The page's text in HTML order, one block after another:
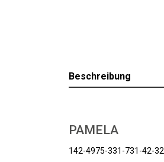
Beschreibung
PAMELA
142-4975-331-731-42-32